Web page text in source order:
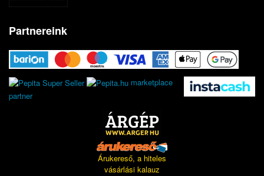
Partnereink
marketplace
partner
Árukereső, a hiteles
vásárlási kalauz